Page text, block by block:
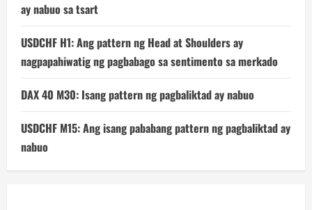
ay nabuo sa tsart
USDCHF H1: Ang pattern ng Head at Shoulders ay
nagpapahiwatig ng pagbabago sa sentimento sa merkado
DAX 40 M30: Isang pattern ng pagbaliktad ay nabuo
USDCHF M15: Ang isang pababang pattern ng pagbaliktad ay
nabuo